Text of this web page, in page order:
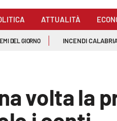
ATTUALITÀ
DEL GIORNO INCENDI
volta la